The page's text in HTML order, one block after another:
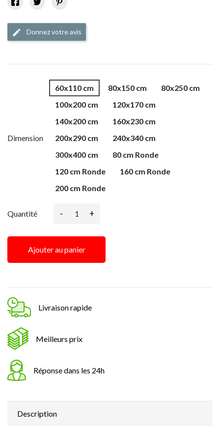
edit Donnez votre avis
Dimension
60x110 cm 80x150 cm
80x250 cm
100x200 cm
120x170 cm
140x200 cm
160x230 cm
200x290 cm
240x340 cm
300x400 cm
80 cm Ronde
120 cm Ronde
160 cm Ronde
200 cm Ronde
Quantité - +
Ajouter au panier
Livraison rapide
Meilleurs prix
Réponse dans les 24h
Description